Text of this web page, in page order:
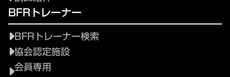
BFRトレーナー
BFRトレーナー検索
協会認定施設
会員専用